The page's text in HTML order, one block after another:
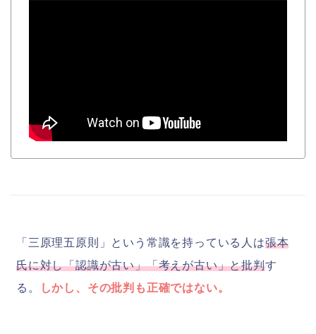
「三原理五原則」という常識を持っている人は張本
氏に対し「認識が古い」「考えが古い」と批判す
る。
しかし、その批判も正確ではない。